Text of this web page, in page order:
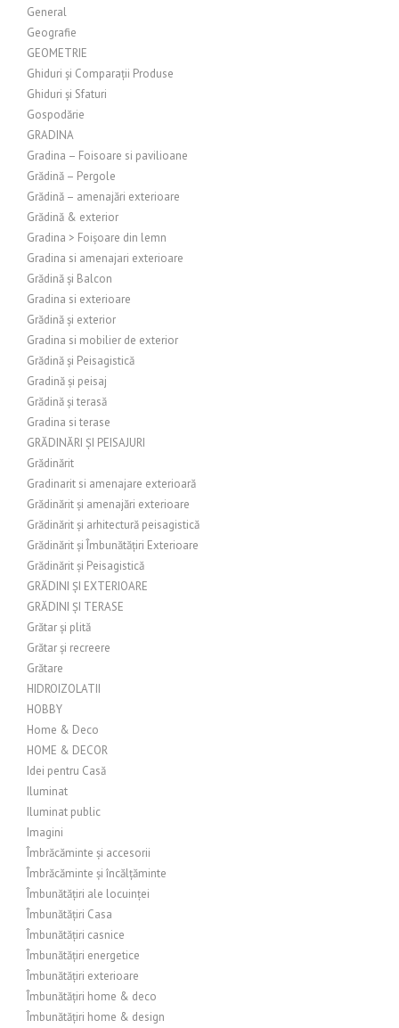
General
Geografie
GEOMETRIE
Ghiduri și Comparații Produse
Ghiduri și Sfaturi
Gospodărie
GRADINA
Gradina – Foisoare si pavilioane
Grădină – Pergole
Grădină – amenajări exterioare
Grădină & exterior
Gradina > Foișoare din lemn
Gradina si amenajari exterioare
Grădină și Balcon
Gradina si exterioare
Grădină și exterior
Gradina si mobilier de exterior
Grădină și Peisagistică
Gradină și peisaj
Grădină și terasă
Gradina si terase
GRĂDINĂRI ȘI PEISAJURI
Grădinărit
Gradinarit si amenajare exterioară
Grădinărit și amenajări exterioare
Grădinărit și arhitectură peisagistică
Grădinărit și Îmbunătățiri Exterioare
Grădinărit și Peisagistică
GRĂDINI ȘI EXTERIOARE
GRĂDINI ȘI TERASE
Grătar și plită
Grătar și recreere
Grătare
HIDROIZOLATII
HOBBY
Home & Deco
HOME & DECOR
Idei pentru Casă
Iluminat
Iluminat public
Imagini
Îmbrăcăminte și accesorii
Îmbrăcăminte și încălțăminte
Îmbunătățiri ale locuinței
Îmbunătățiri Casa
Îmbunătățiri casnice
Îmbunătățiri energetice
Îmbunătățiri exterioare
Îmbunătățiri home & deco
Îmbunătățiri home & design